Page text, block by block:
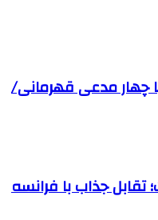
چهار مدعی قهرمانی/
تقابل جذاب با فرانسه